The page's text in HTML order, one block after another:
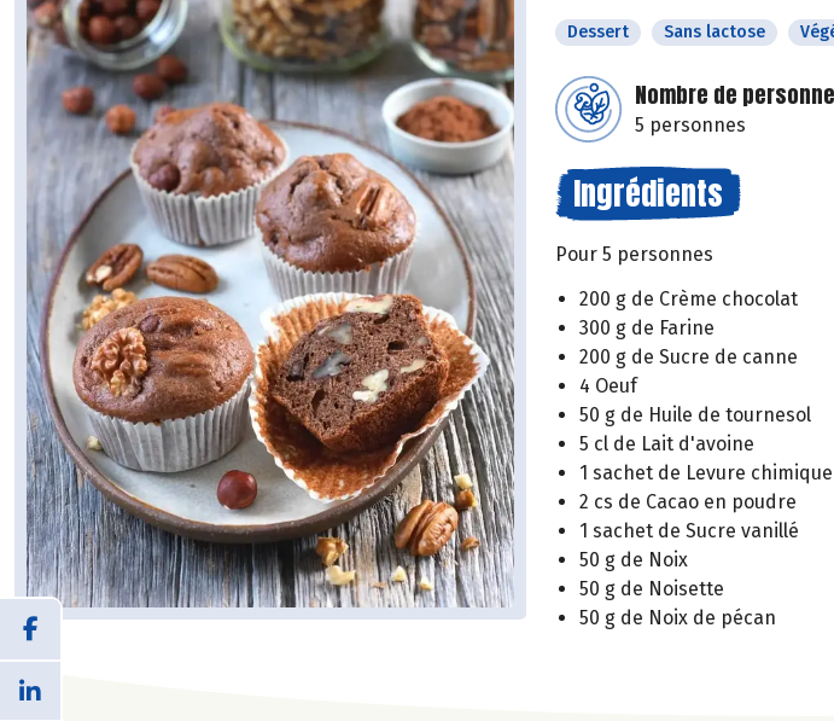
Dessert Sans lactose
Nombre de
5 personnes
Ingrédients
Pour 5 personnes
200 g de Crème chocolat
300 g de Farine
200 g de Sucre de canne
4 Oeuf
50 g de Huile de tournesol
5 cl de Lait d'avoine
1 sachet de Levure chimique
2 cs de Cacao en poudre
1 sachet de Sucre vanillé
50 g de Noix
50 g de Noisette
50 g de Noix de pécan